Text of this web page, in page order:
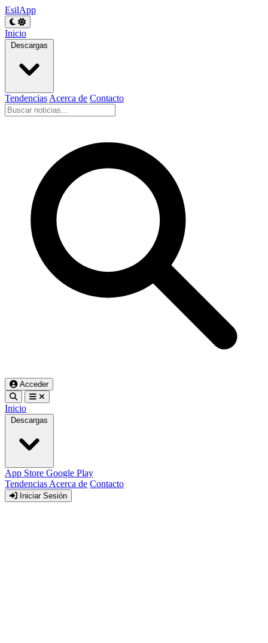
EsilApp
Inicio
Descargas
Tendencias Acerca de Contacto
Acceder
Inicio
Descargas
App Store Google Play
Tendencias Acerca de Contacto
Iniciar Sesión